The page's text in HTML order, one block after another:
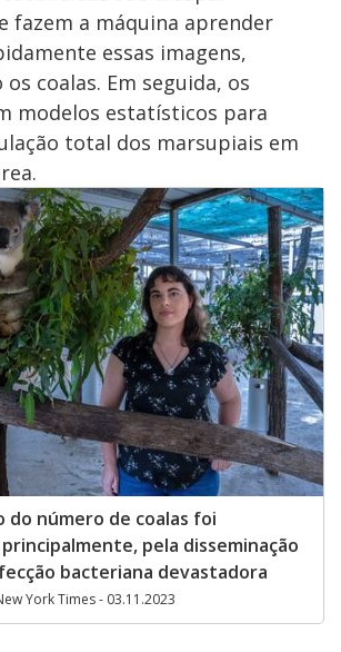
fazem a máquina aprender
essas imagens,
coalas. Em seguida, os
modelos estatísticos para
total dos marsupiais em
do número de coalas foi
pela disseminação
bacteriana devastadora
York Times - 03.11.2023